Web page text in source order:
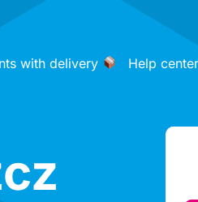
with delivery Help center